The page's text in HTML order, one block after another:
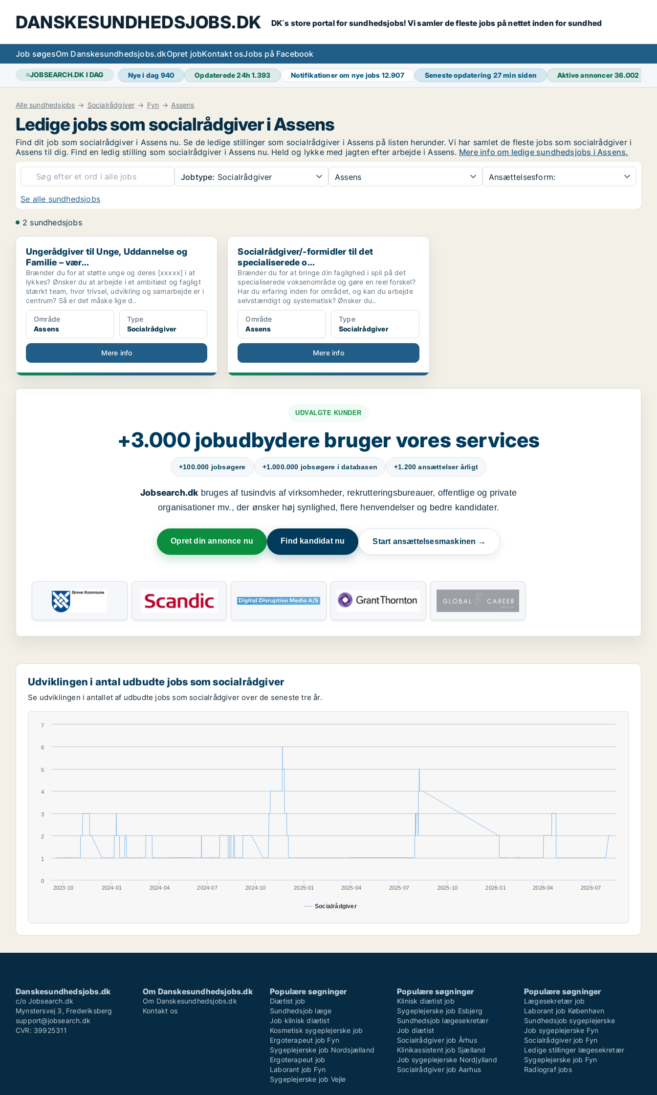
DANSKESUNDHEDSJOBS.DK DK´s store portal for sundhedsjobs! Vi samler de fleste jobs på nettet inden for sundhed
Job søgesOm Danskesundhedsjobs.dkOpret jobKontakt osJobs på Facebook
JOBSEARCH.DK I DAG Nye i dag 940 Opdaterede 24h1.393 Notifikationer om nye jobs 12.907 Seneste opdatering 27 min siden Aktive annoncer36.002
Alle sundhedsjobs Socialrådgiver Fyn Assens
Ledige jobs som socialrådgiver i Assens
Find dit job som socialrådgiver i Assens nu. Se de ledige stillinger som socialrådgiver i Assens på listen herunder. Vi har samlet de fleste jobs som socialrådgiver i
Assens til dig. Find en ledig stilling som socialrådgiver i Assens nu. Held og lykke med jagten efter arbejde i Assens. Mere info om ledige sundhedsjobs i Assens.
Jobtype: Socialrådgiver Assens Ansættelsesform:
Se alle sundhedsjobs
2 sundhedsjobs
Ungerådgiver til Unge, Uddannelse og Familie – vær...
Ungerådgiver til Unge, Uddannelse og
Familie – vær...
Brænder du for at støtte unge og deres [xxxxx] i at
lykkes? Ønsker du at arbejde i et ambitiøst og fagligt
stærkt team, hvor trivsel, udvikling og samarbejde er i
centrum? Så er det måske lige d..
Område
Assens
Type
Socialrådgiver
Mere info
Socialrådgiver/-formidler til det specialiserede o...
Socialrådgiver/-formidler til det
specialiserede o...
Brænder du for at bringe din faglighed i spil på det
specialiserede voksenområde og gøre en reel forskel?
Har du erfaring inden for området, og kan du arbejde
selvstændigt og systematisk? Ønsker du..
Område
Assens
Type
Socialrådgiver
Mere info
UDVALGTE KUNDER
+3.000 jobudbydere bruger vores services
+100.000 jobsøgere +1.000.000 jobsøgere i databasen +1.200 ansættelser årligt
Jobsearch.dkbruges af tusindvis af virksomheder, rekrutteringsbureauer, offentlige og private
organisationer mv., der ønsker høj synlighed, flere henvendelser og bedre kandidater.
Opret din annonce nu Find kandidat nu Start ansættelsesmaskinen →
Udviklingen i antal udbudte jobs som socialrådgiver
Se udviklingen i antallet af udbudte jobs som socialrådgiver over de seneste tre år.
Socialrådgiver
2023-10 2024-01 2024-04 2024-07 2024-10 2025-01 2025-04 2025-07 2025-10 2026-01 2026-04 2026-07
0
1
2
3
4
5
6
7
Danskesundhedsjobs.dk
c/o Jobsearch.dk
Mynstersvej 3, Frederiksberg
support@jobsearch.dk
CVR: 39925311
Om Danskesundhedsjobs.dk
Om Danskesundhedsjobs.dk
Kontakt os
Populære søgninger
Diætist job
Sundhedsjob læge
Job klinisk diætist
Kosmetisk sygeplejerske job
Ergoterapeut job Fyn
Sygeplejerske job Nordsjælland
Ergoterapeut job
Laborant job Fyn
Sygeplejerske job Vejle
Populære søgninger
Klinisk diætist job
Sygeplejerske job Esbjerg
Sundhedsjob lægesekretær
Job diætist
Socialrådgiver job Århus
Klinikassistent job Sjælland
Job sygeplejerske Nordjylland
Socialrådgiver job Aarhus
Populære søgninger
Lægesekretær job
Laborant job København
Sundhedsjob sygeplejerske
Job sygeplejerske Fyn
Socialrådgiver job Fyn
Ledige stillinger lægesekretær
Sygeplejerske job Fyn
Radiograf jobs